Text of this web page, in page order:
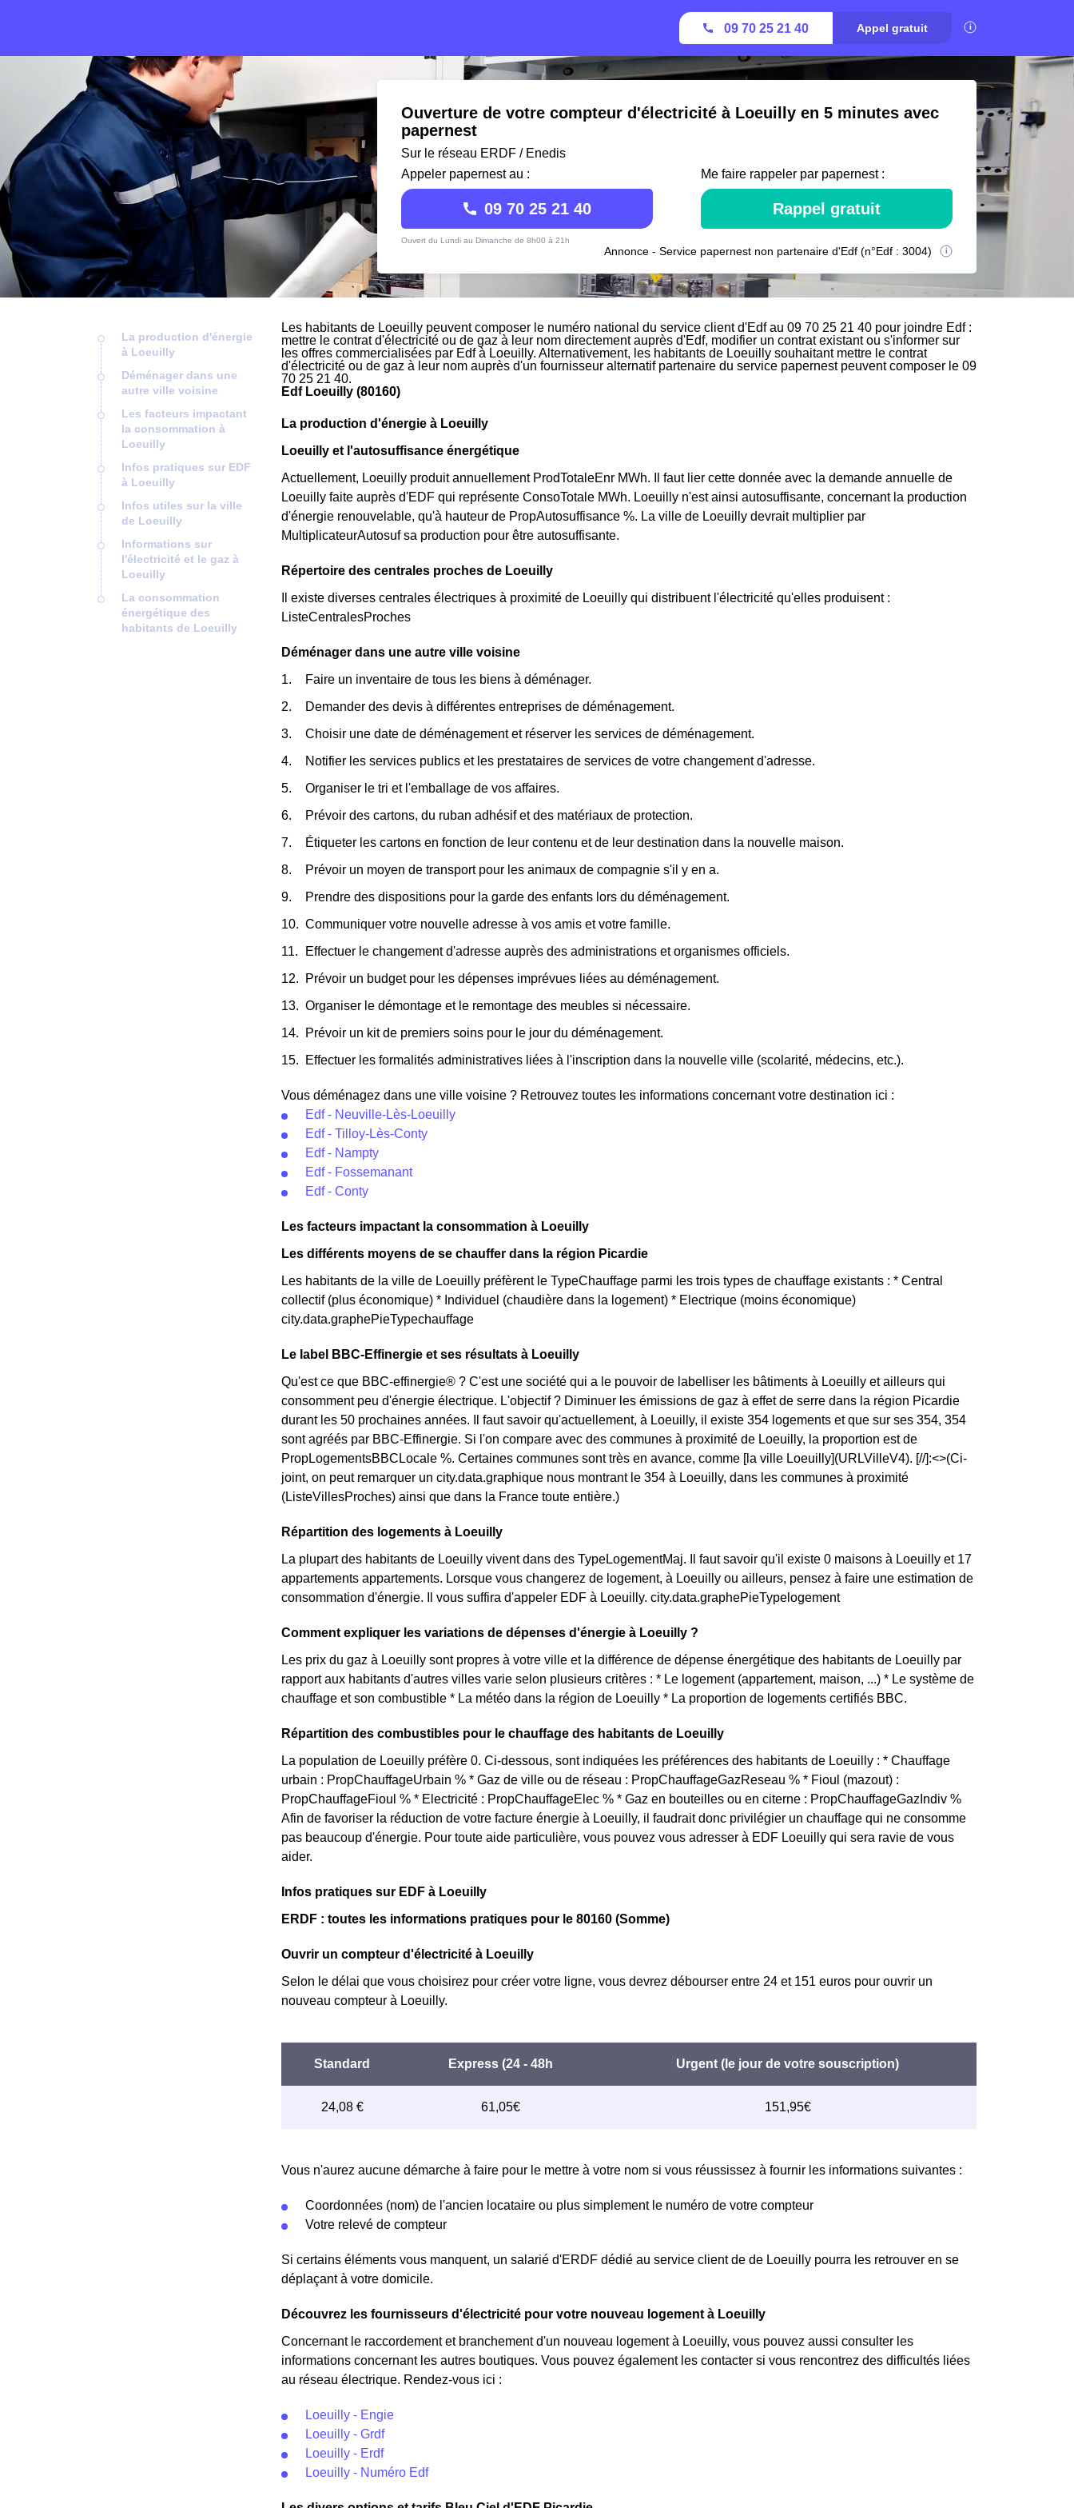
09 70 25 21 40 Appel gratuit
Ouverture de votre compteur d'électricité à Loeuilly en 5 minutes avec
papernest
Sur le réseau ERDF / Enedis
Appeler papernest au :
09 70 25 21 40
Ouvert du Lundi au Dimanche de 8h00 à 21h
Me faire rappeler par papernest :
Rappel gratuit
Annonce - Service papernest non partenaire d'Edf (n°Edf : 3004)
La production d'énergie
à Loeuilly
Déménager dans une
autre ville voisine
Les facteurs impactant
la consommation à
Loeuilly
Infos pratiques sur EDF
à Loeuilly
Infos utiles sur la ville
de Loeuilly
Informations sur
l'électricité et le gaz à
Loeuilly
La consommation
énergétique des
habitants de Loeuilly
Les habitants de Loeuilly peuvent composer le numéro national du service client d'Edf au 09 70 25 21 40 pour joindre Edf :
mettre le contrat d'électricité ou de gaz à leur nom directement auprès d'Edf, modifier un contrat existant ou s'informer sur
les offres commercialisées par Edf à Loeuilly. Alternativement, les habitants de Loeuilly souhaitant mettre le contrat
d'électricité ou de gaz à leur nom auprès d'un fournisseur alternatif partenaire du service papernest peuvent composer le 09
70 25 21 40.
Edf Loeuilly (80160)
La production d'énergie à Loeuilly
Loeuilly et l'autosuffisance énergétique
Actuellement, Loeuilly produit annuellement ProdTotaleEnr MWh. Il faut lier cette donnée avec la demande annuelle de
Loeuilly faite auprès d'EDF qui représente ConsoTotale MWh. Loeuilly n'est ainsi autosuffisante, concernant la production
d'énergie renouvelable, qu'à hauteur de PropAutosuffisance %. La ville de Loeuilly devrait multiplier par
MultiplicateurAutosuf sa production pour être autosuffisante.
Répertoire des centrales proches de Loeuilly
Il existe diverses centrales électriques à proximité de Loeuilly qui distribuent l'électricité qu'elles produisent :
ListeCentralesProches
Déménager dans une autre ville voisine
Faire un inventaire de tous les biens à déménager.
Demander des devis à différentes entreprises de déménagement.
Choisir une date de déménagement et réserver les services de déménagement.
Notifier les services publics et les prestataires de services de votre changement d'adresse.
Organiser le tri et l'emballage de vos affaires.
Prévoir des cartons, du ruban adhésif et des matériaux de protection.
Étiqueter les cartons en fonction de leur contenu et de leur destination dans la nouvelle maison.
Prévoir un moyen de transport pour les animaux de compagnie s'il y en a.
Prendre des dispositions pour la garde des enfants lors du déménagement.
Communiquer votre nouvelle adresse à vos amis et votre famille.
Effectuer le changement d'adresse auprès des administrations et organismes officiels.
Prévoir un budget pour les dépenses imprévues liées au déménagement.
Organiser le démontage et le remontage des meubles si nécessaire.
Prévoir un kit de premiers soins pour le jour du déménagement.
Effectuer les formalités administratives liées à l'inscription dans la nouvelle ville (scolarité, médecins, etc.).
Vous déménagez dans une ville voisine ? Retrouvez toutes les informations concernant votre destination ici :
Edf - Neuville-Lès-Loeuilly
Edf - Tilloy-Lès-Conty
Edf - Nampty
Edf - Fossemanant
Edf - Conty
Les facteurs impactant la consommation à Loeuilly
Les différents moyens de se chauffer dans la région Picardie
Les habitants de la ville de Loeuilly préfèrent le TypeChauffage parmi les trois types de chauffage existants : * Central
collectif (plus économique) * Individuel (chaudière dans la logement) * Electrique (moins économique)
city.data.graphePieTypechauffage
Le label BBC-Effinergie et ses résultats à Loeuilly
Qu'est ce que BBC-effinergie® ? C'est une société qui a le pouvoir de labelliser les bâtiments à Loeuilly et ailleurs qui
consomment peu d'énergie électrique. L'objectif ? Diminuer les émissions de gaz à effet de serre dans la région Picardie
durant les 50 prochaines années. Il faut savoir qu'actuellement, à Loeuilly, il existe 354 logements et que sur ses 354, 354
sont agréés par BBC-Effinergie. Si l'on compare avec des communes à proximité de Loeuilly, la proportion est de
PropLogementsBBCLocale %. Certaines communes sont très en avance, comme [la ville Loeuilly](URLVilleV4). [//]:<>(Ci-
joint, on peut remarquer un city.data.graphique nous montrant le 354 à Loeuilly, dans les communes à proximité
(ListeVillesProches) ainsi que dans la France toute entière.)
Répartition des logements à Loeuilly
La plupart des habitants de Loeuilly vivent dans des TypeLogementMaj. Il faut savoir qu'il existe 0 maisons à Loeuilly et 17
appartements appartements. Lorsque vous changerez de logement, à Loeuilly ou ailleurs, pensez à faire une estimation de
consommation d'énergie. Il vous suffira d'appeler EDF à Loeuilly. city.data.graphePieTypelogement
Comment expliquer les variations de dépenses d'énergie à Loeuilly ?
Les prix du gaz à Loeuilly sont propres à votre ville et la différence de dépense énergétique des habitants de Loeuilly par
rapport aux habitants d'autres villes varie selon plusieurs critères : * Le logement (appartement, maison, ...) * Le système de
chauffage et son combustible * La météo dans la région de Loeuilly * La proportion de logements certifiés BBC.
Répartition des combustibles pour le chauffage des habitants de Loeuilly
La population de Loeuilly préfère 0. Ci-dessous, sont indiquées les préférences des habitants de Loeuilly : * Chauffage
urbain : PropChauffageUrbain % * Gaz de ville ou de réseau : PropChauffageGazReseau % * Fioul (mazout) :
PropChauffageFioul % * Electricité : PropChauffageElec % * Gaz en bouteilles ou en citerne : PropChauffageGazIndiv %
Afin de favoriser la réduction de votre facture énergie à Loeuilly, il faudrait donc privilégier un chauffage qui ne consomme
pas beaucoup d'énergie. Pour toute aide particulière, vous pouvez vous adresser à EDF Loeuilly qui sera ravie de vous
aider.
Infos pratiques sur EDF à Loeuilly
ERDF : toutes les informations pratiques pour le 80160 (Somme)
Ouvrir un compteur d'électricité à Loeuilly
Selon le délai que vous choisirez pour créer votre ligne, vous devrez débourser entre 24 et 151 euros pour ouvrir un
nouveau compteur à Loeuilly.
Vous n'aurez aucune démarche à faire pour le mettre à votre nom si vous réussissez à fournir les informations suivantes :
Coordonnées (nom) de l'ancien locataire ou plus simplement le numéro de votre compteur
Votre relevé de compteur
Si certains éléments vous manquent, un salarié d'ERDF dédié au service client de de Loeuilly pourra les retrouver en se
déplaçant à votre domicile.
Découvrez les fournisseurs d'électricité pour votre nouveau logement à Loeuilly
Concernant le raccordement et branchement d'un nouveau logement à Loeuilly, vous pouvez aussi consulter les
informations concernant les autres boutiques. Vous pouvez également les contacter si vous rencontrez des difficultés liées
au réseau électrique. Rendez-vous ici :
Loeuilly - Engie
Loeuilly - Grdf
Loeuilly - Erdf
Loeuilly - Numéro Edf